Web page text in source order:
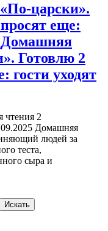
царски».
еще:
Домашняя
Готовлю 2
гости уходят
чтения 2
Домашняя
людей за
теста,
сыра и